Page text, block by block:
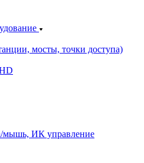
мосты, точки доступа)
мышь, ИК управление